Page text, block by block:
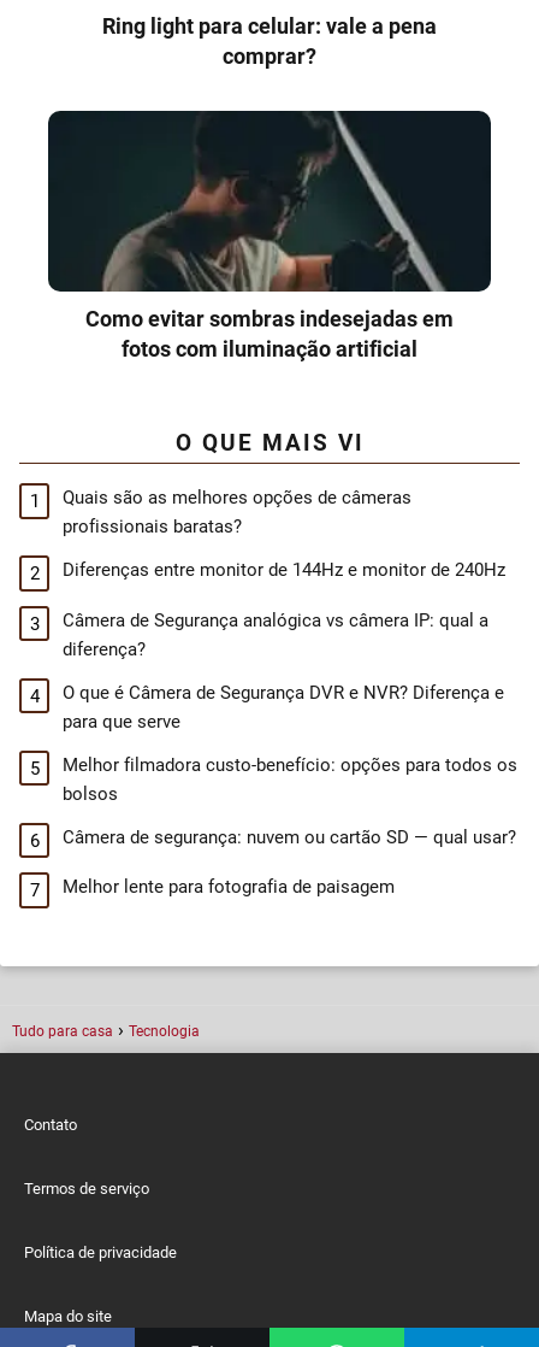
Ring light para celular: vale a pena
comprar?
Como evitar sombras indesejadas em
fotos com iluminação artificial
O QUE MAIS VI
Quais são as melhores opções de câmeras
profissionais baratas?
Diferenças entre monitor de 144Hz e monitor de 240Hz
Câmera de Segurança analógica vs câmera IP: qual a
diferença?
O que é Câmera de Segurança DVR e NVR? Diferença e
para que serve
Melhor filmadora custo-benefício: opções para todos os
bolsos
Câmera de segurança: nuvem ou cartão SD — qual usar?
Melhor lente para fotografia de paisagem
Tudo para casa Tecnologia
Contato
Termos de serviço
Política de privacidade
Mapa do site